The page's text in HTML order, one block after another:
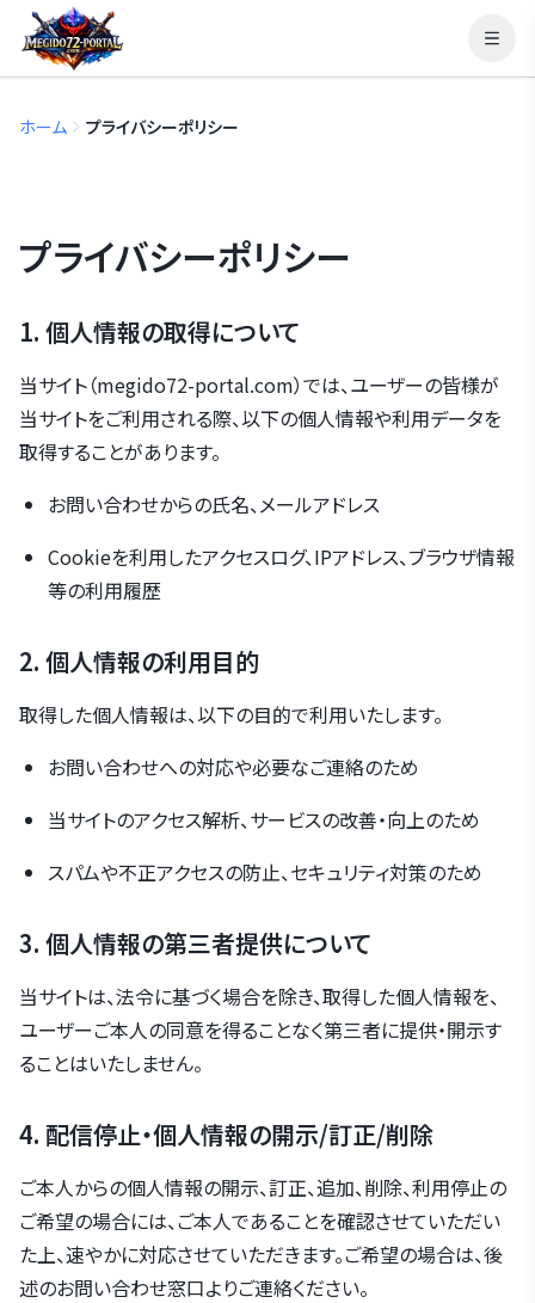
ホーム プライバシーポリシー
プライバシーポリシー
1. 個人情報の取得について
当サイト（megido72-portal.com）では、ユーザーの皆様が
当サイトをご利用される際、以下の個人情報や利用データを
取得することがあります。
お問い合わせからの氏名、メールアドレス
Cookieを利用したアクセスログ、IPアドレス、ブラウザ情報
等の利用履歴
2. 個人情報の利用目的
取得した個人情報は、以下の目的で利用いたします。
お問い合わせへの対応や必要なご連絡のため
当サイトのアクセス解析、サービスの改善・向上のため
スパムや不正アクセスの防止、セキュリティ対策のため
3. 個人情報の第三者提供について
当サイトは、法令に基づく場合を除き、取得した個人情報を、
ユーザーご本人の同意を得ることなく第三者に提供・開示す
ることはいたしません。
4. 配信停止・個人情報の開示/訂正/削除
ご本人からの個人情報の開示、訂正、追加、削除、利用停止の
ご希望の場合には、ご本人であることを確認させていただい
た上、速やかに対応させていただきます。ご希望の場合は、後
述のお問い合わせ窓口よりご連絡ください。